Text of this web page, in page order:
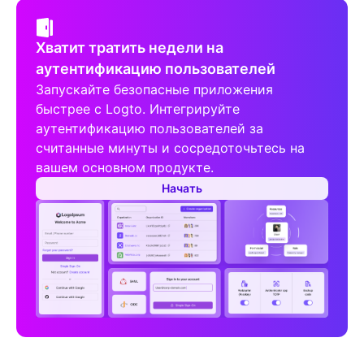
Хватит тратить недели на
аутентификацию пользователей
Запускайте безопасные приложения
быстрее с Logto. Интегрируйте
аутентификацию пользователей за
считанные минуты и сосредоточьтесь на
вашем основном продукте.
Начать